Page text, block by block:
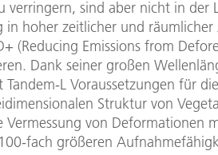
verringern, sind aber nicht in der
hoher zeitlicher und
(Reducing Emissions from
Dank seiner großen
L Voraussetzungen für die
Struktur von
Vermessung von Deformationen
fach größeren